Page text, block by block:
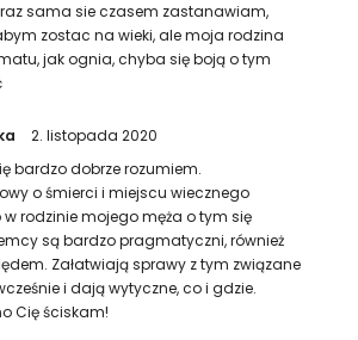
sama sie czasem zastanawiam,
zostac na wieki, ale moja rodzina
jak ognia, chyba się boją o tym
2. listopada 2020
bardzo dobrze rozumiem.
o śmierci i miejscu wiecznego
w rodzinie mojego męża o tym się
są bardzo pragmatyczni, również
Załatwiają sprawy z tym związane
i dają wytyczne, co i gdzie.
Cię ściskam!